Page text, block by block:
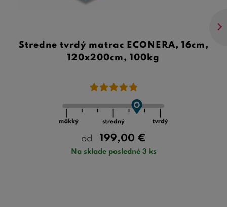
Stredne tvrdý matrac ECONERA, 16cm,
120x200cm, 100kg
od 199,00 €
Na sklade posledné 3 ks